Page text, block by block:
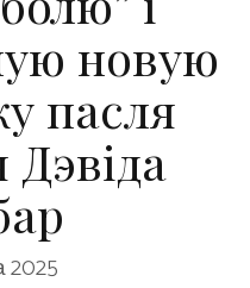
новую
пасля
Дэвіда
2025